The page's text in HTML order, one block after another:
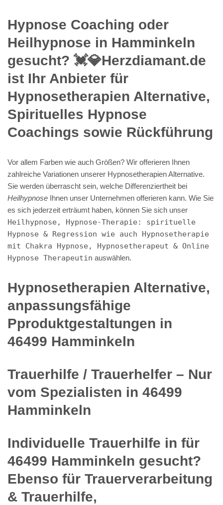
Hypnose Coaching oder
Heilhypnose in Hamminkeln
gesucht? 💓️💎Herzdiamant.de
ist Ihr Anbieter für
Hypnosetherapien Alternative,
Spirituelles Hypnose
Coachings sowie Rückführung
Vor allem Farben wie auch Größen? Wir offerieren Ihnen
zahlreiche Variationen unserer Hypnosetherapien Alternative.
Sie werden überrascht sein, welche Differenziertheit bei
Heilhypnose Ihnen unser Unternehmen offerieren kann. Wie Sie
es sich jederzeit erträumt haben, können Sie sich unser
Heilhypnose, Hypnose-Therapie: spirituelle
Hypnose & Regression wie auch Hypnosetherapie
mit Chakra Hypnose, Hypnosetherapeut & Online
Hypnose Therapeutin auswählen.
Hypnosetherapien Alternative,
anpassungsfähige
Pproduktgestaltungen in
46499 Hamminkeln
Trauerhilfe / Trauerhelfer – Nur
vom Spezialisten in 46499
Hamminkeln
Individuelle Trauerhilfe in für
46499 Hamminkeln gesucht?
Ebenso für Trauerverarbeitung
& Trauerhilfe,